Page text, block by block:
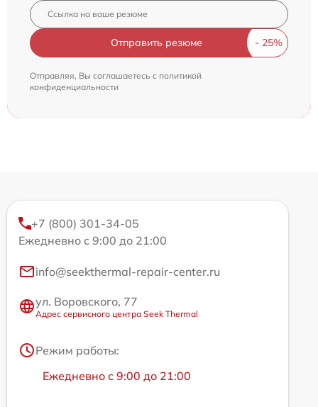
Отправить резюме
Отправляя, Вы соглашаетесь с политикой
конфиденциальности
+7 (800) 301-34-05
Ежедневно с 9:00 до 21:00
info@seekthermal-repair-center.ru
ул. Воровского, 77
Адрес сервисного центра Seek Thermal
Режим работы:
Ежедневно с 9:00 до 21:00